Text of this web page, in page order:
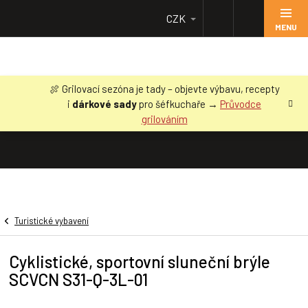
obsah
🍖 Grilovací sezóna je tady – objevte výbavu, recepty
i dárkové sadypro šéfkuchaře → Průvodce
grilováním
CZK
Turistické vybavení
Cyklistické, sportovní sluneční brýle
SCVCN S31-Q-3L-01